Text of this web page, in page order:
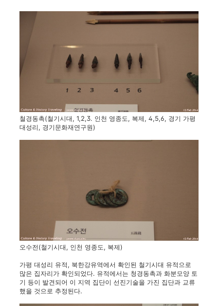
철경동촉(철기시대, 1,2,3. 인천 영종도, 복제, 4,5,6, 경기 가평
대성리, 경기문화재연구원)
오수전(철기시대, 인천 영종도, 복제)
가평 대성리 유적, 북한강유역에서 확인된 철기시대 유적으로
많은 집자리가 확인되었다. 유적에서는 청경동촉과 화분모양 토
기 등이 발견되어 이 지역 집단이 선진기술을 가진 집단과 교류
했을 것으로 추정된다.